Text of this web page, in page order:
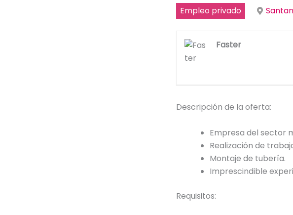
Empleo privado
Faster
Descripción de la oferta:
Empresa del sector
Realización de
Montaje de tubería.
Imprescindible
Requisitos: